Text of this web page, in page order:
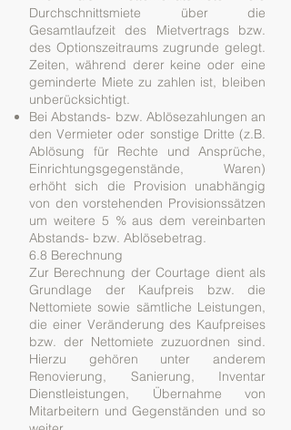
Durchschnittsmiete über die
Gesamtlaufzeit des Mietvertrags bzw.
des Optionszeitraums zugrunde gelegt.
Zeiten, während derer keine oder eine
geminderte Miete zu zahlen ist, bleiben
unberücksichtigt.
Bei Abstands- bzw. Ablösezahlungen an
den Vermieter oder sonstige Dritte (z.B.
Ablösung für Rechte und Ansprüche,
Einrichtungsgegenstände, Waren)
erhöht sich die Provision unabhängig
von den vorstehenden Provisionssätzen
um weitere 5 % aus dem vereinbarten
Abstands- bzw. Ablösebetrag.
6.8 Berechnung
Zur Berechnung der Courtage dient als
Grundlage der Kaufpreis bzw. die
Nettomiete sowie sämtliche Leistungen,
die einer Veränderung des Kaufpreises
bzw. der Nettomiete zuzuordnen sind.
Hierzu gehören unter anderem
Renovierung, Sanierung, Inventar
Dienstleistungen, Übernahme von
Mitarbeitern und Gegenständen und so